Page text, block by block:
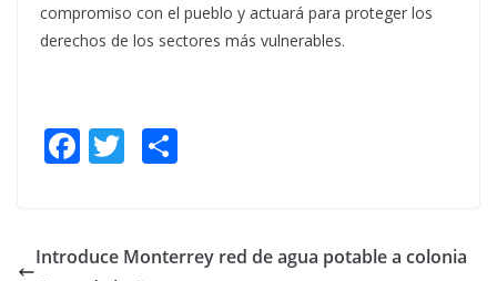
compromiso con el pueblo y actuará para proteger los
derechos de los sectores más vulnerables.
F
b
T
er e
Introduce Monterrey red de agua potable a colonia